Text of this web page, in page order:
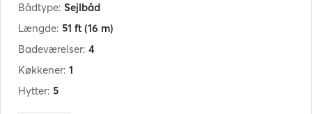
Bådtype: Sejlbåd
Længde: 51 ft (16 m)
Badeværelser: 4
Køkkener: 1
Hytter: 5